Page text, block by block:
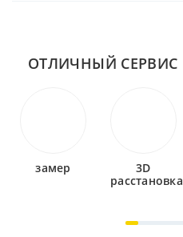
ОТЛИЧНЫЙ СЕРВИС
замер
3D
расстановка